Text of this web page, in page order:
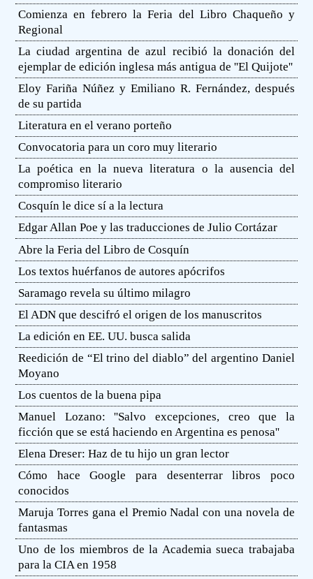
Comienza en febrero la Feria del Libro Chaqueño y
Regional
La ciudad argentina de azul recibió la donación del
ejemplar de edición inglesa más antigua de ''El Quijote''
Eloy Fariña Núñez y Emiliano R. Fernández, después
de su partida
Literatura en el verano porteño
Convocatoria para un coro muy literario
La poética en la nueva literatura o la ausencia del
compromiso literario
Cosquín le dice sí a la lectura
Edgar Allan Poe y las traducciones de Julio Cortázar
Abre la Feria del Libro de Cosquín
Los textos huérfanos de autores apócrifos
Saramago revela su último milagro
El ADN que descifró el origen de los manuscritos
La edición en EE. UU. busca salida
Reedición de “El trino del diablo” del argentino Daniel
Moyano
Los cuentos de la buena pipa
Manuel Lozano: ''Salvo excepciones, creo que la
ficción que se está haciendo en Argentina es penosa''
Elena Dreser: Haz de tu hijo un gran lector
Cómo hace Google para desenterrar libros poco
conocidos
Maruja Torres gana el Premio Nadal con una novela de
fantasmas
Uno de los miembros de la Academia sueca trabajaba
para la CIA en 1958